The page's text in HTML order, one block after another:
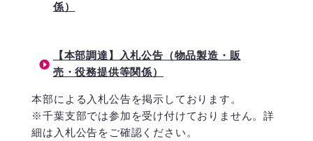
係）
【本部調達】入札公告（物品製造・販
売・役務提供等関係）
本部による入札公告を掲示しております。
※千葉支部では参加を受け付けておりません。詳
細は入札公告をご確認ください。